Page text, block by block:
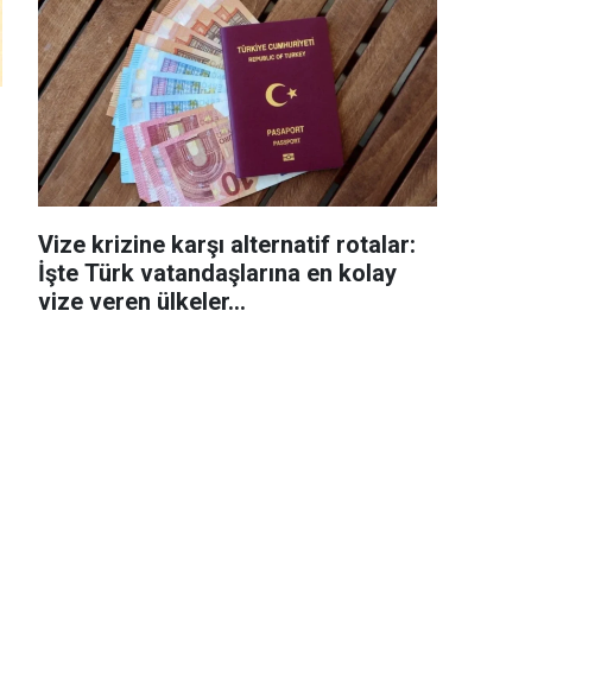
Vize krizine karşı alternatif rotalar:
İşte Türk vatandaşlarına en kolay
vize veren ülkeler...